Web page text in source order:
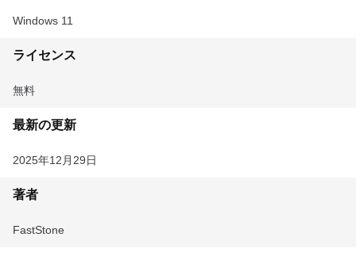
Windows 11
ライセンス
無料
最新の更新
2025年12月29日
著者
FastStone